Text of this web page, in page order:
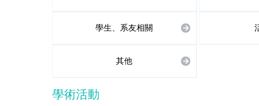
學生、系友相關
其他
學術活動